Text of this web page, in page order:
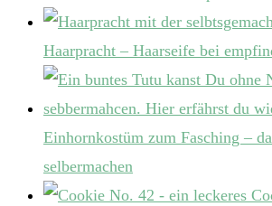
Haarpracht – Haarseife bei
Einhornkostüm zum Fasching –
selbermachen